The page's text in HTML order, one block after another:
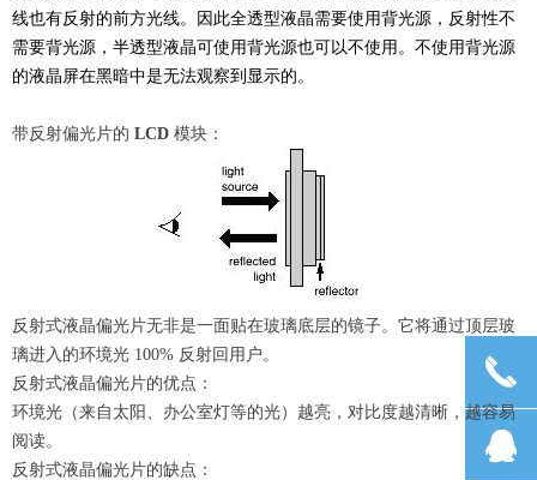
线也有反射的前方光线。因此全透型液晶需要使用背光源，反射性不
需要背光源，半透型液晶可使用背光源也可以不使用。不使用背光源
的液晶屏在黑暗中是无法观察到显示的。
带反射偏光片的 LCD 模块：
反射式液晶偏光片无非是一面贴在玻璃底层的镜子。它将通过顶层玻
璃进入的环境光 100% 反射回用户。
反射式液晶偏光片的优点：
环境光（来自太阳、办公室灯等的光）越亮，对比度越清晰，越容易
阅读。
反射式液晶偏光片的缺点：
끅
뀩